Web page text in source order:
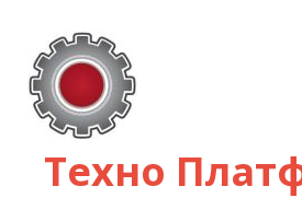
Техно